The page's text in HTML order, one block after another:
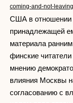
coming-and-not-leaving
США в отношении
принадлежащей
материала
финские
мнению
влияния Москвы
согласованию с